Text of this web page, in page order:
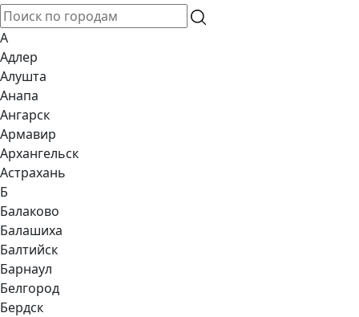
А
Адлер
Алушта
Анапа
Ангарск
Армавир
Архангельск
Астрахань
Б
Балаково
Балашиха
Балтийск
Барнаул
Белгород
Бердск